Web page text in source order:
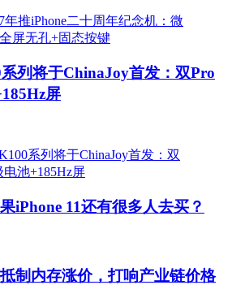
列将于ChinaJoy首发：双Pro
屏
iPhone 11还有很多人去买？
制内存涨价，打响产业链价格